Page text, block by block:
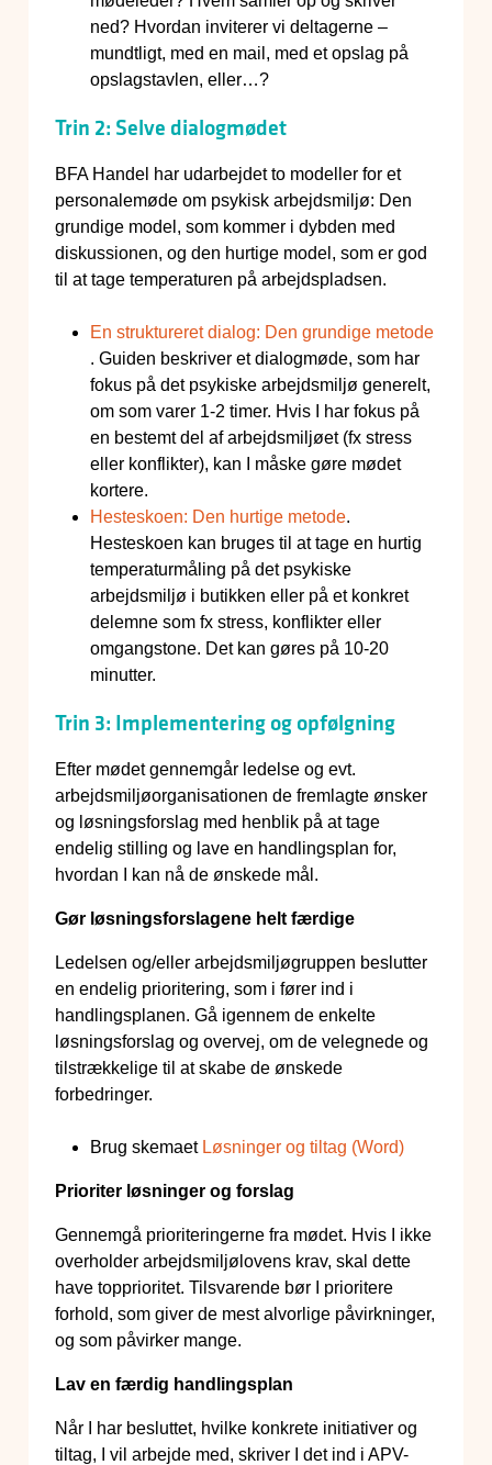
ned? Hvordan inviterer vi deltagerne –
mundtligt, med en mail, med et opslag på
opslagstavlen, eller…?
Trin 2: Selve dialogmødet
BFA Handel har udarbejdet to modeller for et
personalemøde om psykisk arbejdsmiljø: Den
grundige model, som kommer i dybden med
diskussionen, og den hurtige model, som er god
til at tage temperaturen på arbejdspladsen.
En struktureret dialog: Den grundige metode
. Guiden beskriver et dialogmøde, som har
fokus på det psykiske arbejdsmiljø generelt,
om som varer 1-2 timer. Hvis I har fokus på
en bestemt del af arbejdsmiljøet (fx stress
eller konflikter), kan I måske gøre mødet
kortere.
Hesteskoen: Den hurtige metode.
Hesteskoen kan bruges til at tage en hurtig
temperaturmåling på det psykiske
arbejdsmiljø i butikken eller på et konkret
delemne som fx stress, konflikter eller
omgangstone. Det kan gøres på 10-20
minutter.
Trin 3: Implementering og opfølgning
Efter mødet gennemgår ledelse og evt.
arbejdsmiljøorganisationen de fremlagte ønsker
og løsningsforslag med henblik på at tage
endelig stilling og lave en handlingsplan for,
hvordan I kan nå de ønskede mål.
Gør løsningsforslagene helt færdige
Ledelsen og/eller arbejdsmiljøgruppen beslutter
en endelig prioritering, som i fører ind i
handlingsplanen. Gå igennem de enkelte
løsningsforslag og overvej, om de velegnede og
tilstrækkelige til at skabe de ønskede
forbedringer.
Brug skemaet Løsninger og tiltag (Word)
Prioriter løsninger og forslag
Gennemgå prioriteringerne fra mødet. Hvis I ikke
overholder arbejdsmiljølovens krav, skal dette
have topprioritet. Tilsvarende bør I prioritere
forhold, som giver de mest alvorlige påvirkninger,
og som påvirker mange.
Lav en færdig handlingsplan
Når I har besluttet, hvilke konkrete initiativer og
tiltag, I vil arbejde med, skriver I det ind i APV-